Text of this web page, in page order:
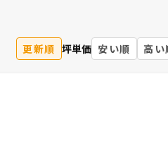
更新順 坪単価 安い順 高い